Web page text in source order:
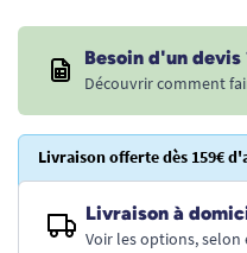
Besoin d'un devis
Découvrir comment
Livraison offerte dès 159€
Livraison à
Voir les options,